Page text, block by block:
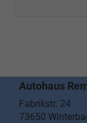
Autohaus
Fabrikstr. 24
73650